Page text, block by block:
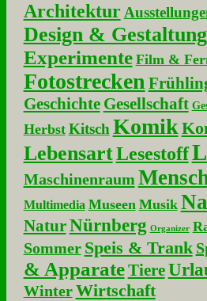
Architektur
Design & Gestaltung
Experimente Film &
Fotostrecken
Geschichte Gesellschaft
Herbst Kitsch Komik
LebensartLesestoff
Maschinenraum
Multimedia Museen Musik
NaturNürnberg Organizer
Sommer Speis & Trank
& Apparate Tiere
Winter Wirtschaft